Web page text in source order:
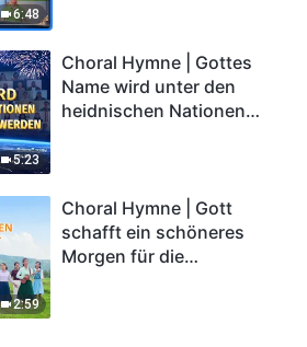
6:48
5:23
Choral Hymne | Gottes
Name wird unter den
heidnischen Nationen
2:59
Choral Hymne | Gott
schafft ein schöneres
Morgen für die